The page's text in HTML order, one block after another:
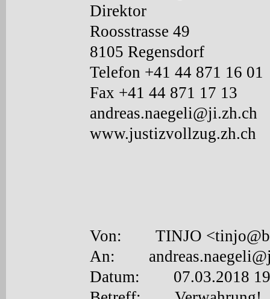
Direktor
Roosstrasse 49
8105 Regensdorf
Telefon +41 44 871 16 01
Fax +41 44 871 17 13
andreas.naegeli@ji.zh.ch
www.justizvollzug.zh.ch
Von: TINJO
An:
Datum: 07.03.2018